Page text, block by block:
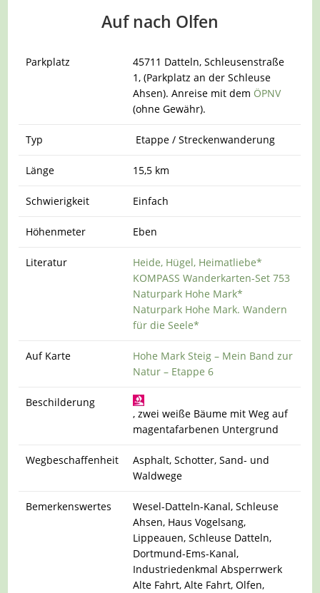
Auf nach Olfen
Parkplatz
45711 Datteln, Schleusenstraße
1, (Parkplatz an der Schleuse
Ahsen). Anreise mit dem ÖPNV
(ohne Gewähr).
Typ Etappe / Streckenwanderung
Länge 15,5 km
Schwierigkeit Einfach
Höhenmeter Eben
Literatur
Heide, Hügel, Heimatliebe*
KOMPASS Wanderkarten-Set 753
Naturpark Hohe Mark*
Naturpark Hohe Mark. Wandern
für die Seele*
Auf Karte
Hohe Mark Steig – Mein Band zur
Natur – Etappe 6
Beschilderung
, zwei weiße Bäume mit Weg auf
magentafarbenen Untergrund
Wegbeschaffenheit
Asphalt, Schotter, Sand- und
Waldwege
Bemerkenswertes
Wesel-Datteln-Kanal, Schleuse
Ahsen, Haus Vogelsang,
Lippeauen, Schleuse Datteln,
Dortmund-Ems-Kanal,
Industriedenkmal Absperrwerk
Alte Fahrt, Alte Fahrt, Olfen,